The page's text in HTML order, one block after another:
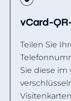
vCard-
Teilen Sie
Sie diese im